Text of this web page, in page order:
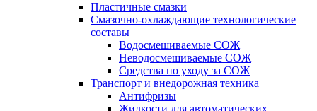
Пластичные смазки
Смазочно-охлаждающие технологические
составы
Водосмешиваемые СОЖ
Неводосмешиваемые СОЖ
Средства по уходу за СОЖ
Транспорт и внедорожная техника
Антифризы
Жидкости для автоматических